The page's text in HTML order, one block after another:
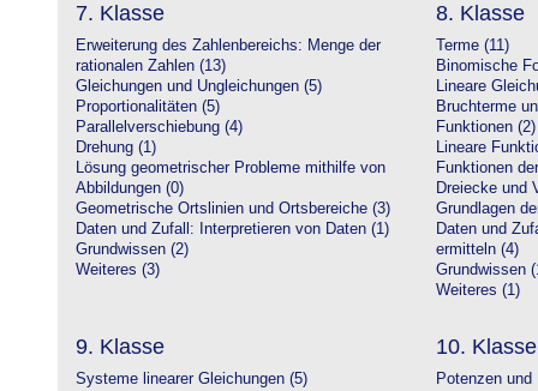
7. Klasse
Erweiterung des Zahlenbereichs: Menge der
rationalen Zahlen (13)
Gleichungen und Ungleichungen (5)
Proportionalitäten (5)
Parallelverschiebung (4)
Drehung (1)
Lösung geometrischer Probleme mithilfe von
Abbildungen (0)
Geometrische Ortslinien und Ortsbereiche (3)
Daten und Zufall: Interpretieren von Daten (1)
Grundwissen (2)
Weiteres (3)
8. Klasse
Terme (11)
Binomische
Lineare
Bruchterme
Funktionen (2)
Lineare
Funktionen
Dreiecke und
Grundlagen
Daten und
ermitteln (4)
Grundwissen
Weiteres (1)
9. Klasse
Systeme linearer Gleichungen (5)
10. Klasse
Potenzen